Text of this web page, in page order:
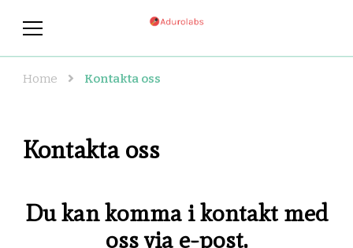
Home Kontakta oss
Kontakta oss
Du kan komma i kontakt med
oss via e-post.